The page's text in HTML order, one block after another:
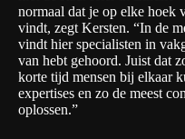
normaal dat je op elke hoek
vindt, zegt Kersten. “In de
vindt hier specialisten in
van hebt gehoord. Juist dat
korte tijd mensen bij elkaar
expertises en zo de meest
oplossen.”